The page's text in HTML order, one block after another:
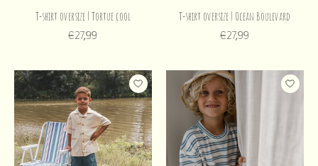
T-shirt oversize | Tortue cool
€27,99
T-shirt oversize | Ocean Boulevard
€27,99